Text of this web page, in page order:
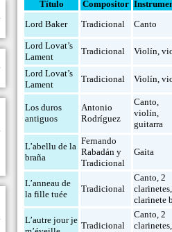
Título Compositor
Lord Baker
Tradicional Canto
Lord Lovat’s
Lament
Tradicional Violín,
Lord Lovat’s
Lament
Tradicional Violín,
Los duros
antiguos
Antonio
Rodríguez
Canto,
violín,
guitarra
L’abellu de la
braña
Fernando
Rabadán y
Tradicional
Gaita
L’anneau de
la fille tuée
Tradicional
Canto,2
clarinetes,
clarinete
L’autre jour je
Tradicional
Canto,2
clarinetes,